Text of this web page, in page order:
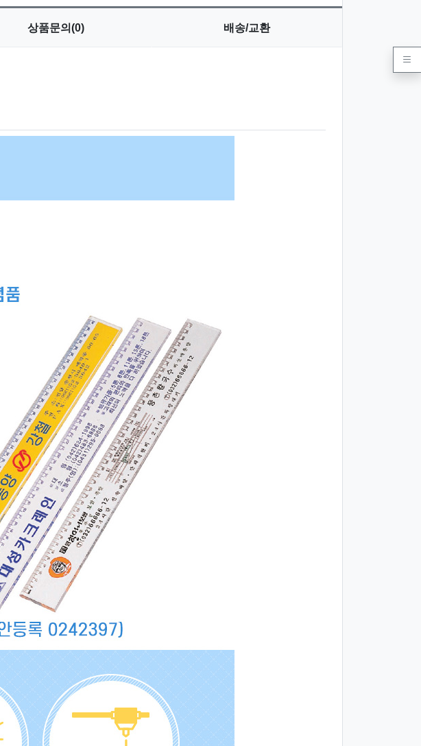
상품문의(0) 배송/교환